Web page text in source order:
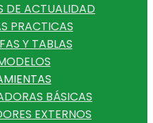
DE ACTUALIDAD
PRACTICAS
Y TABLAS
BÁSICAS
EXTERNOS